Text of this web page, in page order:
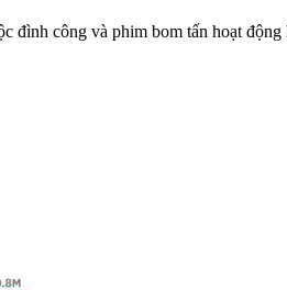
đình công và phim bom tấn hoạt